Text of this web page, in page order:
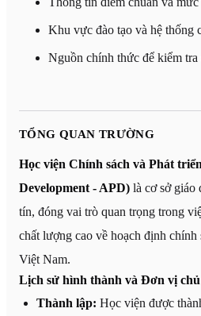
Khu vực đào tạo và hệ thống
Nguồn chính thức để kiểm tra
TỔNG QUAN TRƯỜNG
Học viện Chính sách và Phát
Development - APD) là cơ sở giáo
tín, đóng vai trò quan trọng trong
chất lượng cao về hoạch định
Việt Nam.
Lịch sử hình thành và Đơn vị
Thành lập: Học viện được